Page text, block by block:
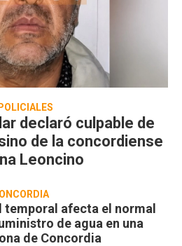
POLICIALES
declaró culpable de
de la concordiense
Leoncino
temporal afecta el normal
de agua en una
de Concordia